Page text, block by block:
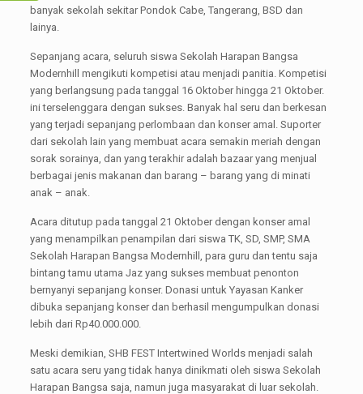
banyak sekolah sekitar Pondok Cabe, Tangerang, BSD dan
lainya.
Sepanjang acara, seluruh siswa Sekolah Harapan Bangsa
Modernhill mengikuti kompetisi atau menjadi panitia. Kompetisi
yang berlangsung pada tanggal 16 Oktober hingga 21 Oktober.
ini terselenggara dengan sukses. Banyak hal seru dan berkesan
yang terjadi sepanjang perlombaan dan konser amal. Suporter
dari sekolah lain yang membuat acara semakin meriah dengan
sorak sorainya, dan yang terakhir adalah bazaar yang menjual
berbagai jenis makanan dan barang – barang yang di minati
anak – anak.
Acara ditutup pada tanggal 21 Oktober dengan konser amal
yang menampilkan penampilan dari siswa TK, SD, SMP, SMA
Sekolah Harapan Bangsa Modernhill, para guru dan tentu saja
bintang tamu utama Jaz yang sukses membuat penonton
bernyanyi sepanjang konser. Donasi untuk Yayasan Kanker
dibuka sepanjang konser dan berhasil mengumpulkan donasi
lebih dari Rp40.000.000.
Meski demikian, SHB FEST Intertwined Worlds menjadi salah
satu acara seru yang tidak hanya dinikmati oleh siswa Sekolah
Harapan Bangsa saja, namun juga masyarakat di luar sekolah.